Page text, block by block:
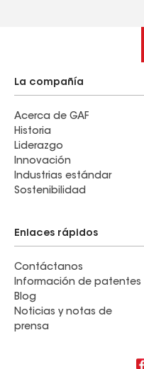
La compañía
Acerca de GAF
Historia
Liderazgo
Innovación
Industrias estándar
Sostenibilidad
Enlaces rápidos
Contáctanos
Información de patentes
Blog
Noticias y notas de
prensa